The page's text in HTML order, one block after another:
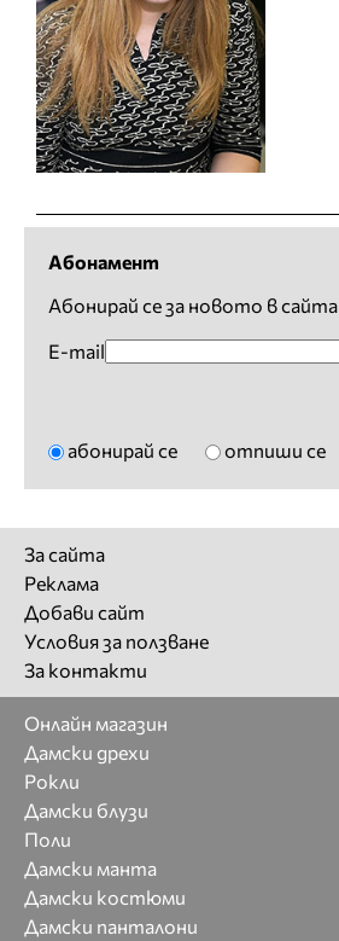
Абонамент
Абонирай се за новото в сайта
E-mail
абонирай се отпиши се
За сайта
Реклама
Добави сайт
Условия за ползване
За контакти
Онлайн магазин
Дамски дрехи
Рокли
Дамски блузи
Поли
Дамски манта
Дамски костюми
Дамски панталони